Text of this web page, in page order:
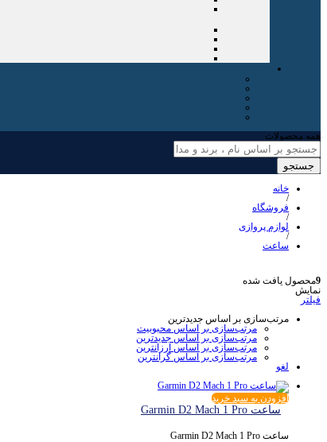
همه محصولات
جستجو
خانه
/
فروشگاه
/
لوازم پروازی
/
ساعت
9محصول یافت شده
نمایش
فیلتر
مرتب‌سازی بر اساس جدیدترین
مرتب‌سازی بر اساس محبوبیت
مرتب‌سازی بر اساس جدیدترین
مرتب‌سازی بر اساس ارزانترین
مرتب‌سازی بر اساس گرانترین
لغو
افزودن به سبد خرید
ساعت Garmin D2 Mach 1 Pro
ساعت Garmin D2 Mach 1 Pro